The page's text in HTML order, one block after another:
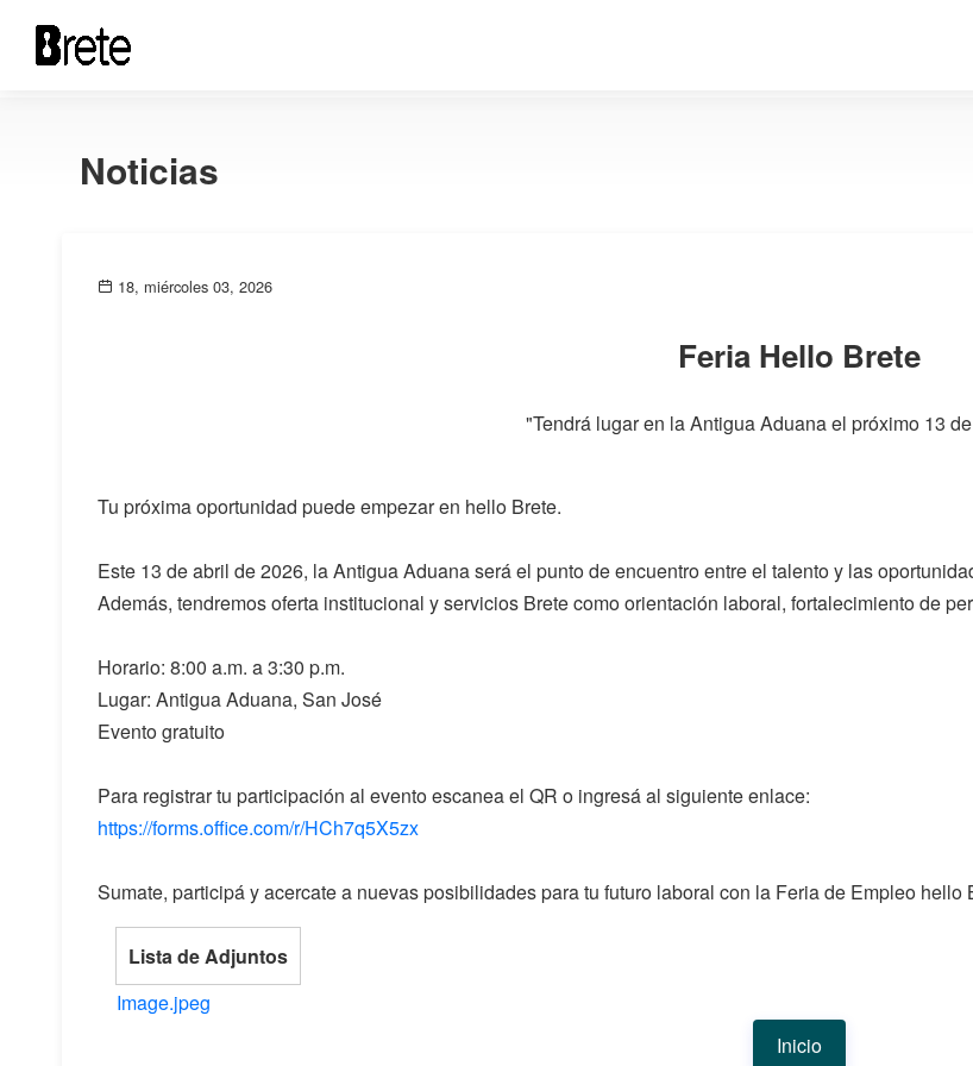
Noticias
18, miércoles 03, 2026
Feria Hello Brete
"Tendrá lugar en la Antigua Aduana el próximo 13
Tu próxima oportunidad puede empezar en hello Brete.
Este 13 de abril de 2026, la Antigua Aduana será el punto de encuentro entre el talento y las
Además, tendremos oferta institucional y servicios Brete como orientación laboral, fortalecimiento de
Horario: 8:00 a.m. a 3:30 p.m.
Lugar: Antigua Aduana, San José
Evento gratuito
Para registrar tu participación al evento escanea el QR o ingresá al siguiente enlace:
https://forms.office.com/r/HCh7q5X5zx
Sumate, participá y acercate a nuevas posibilidades para tu futuro laboral con la Feria de Empleo hello
Lista de Adjuntos
Image.jpeg
Inicio